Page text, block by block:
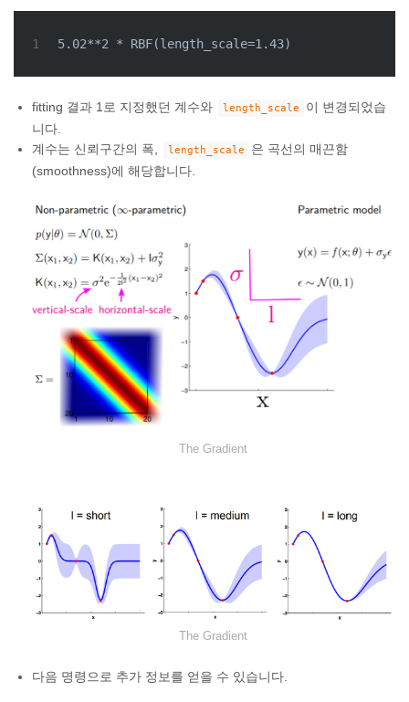
1 5.02**2 * RBF(length_scale=1.43)
fitting 결과 1로 지정했던 계수와 length_scale
이 변경되었습
니다.
계수는 신뢰구간의 폭,
length_scale
은 곡선의 매끈함
(smoothness)에 해당합니다.
The Gradient
The Gradient
다음 명령으로 추가 정보를 얻을 수 있습니다.